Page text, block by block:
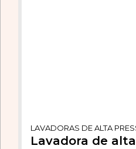
LAVADORAS DE ALTA
Lavadora de